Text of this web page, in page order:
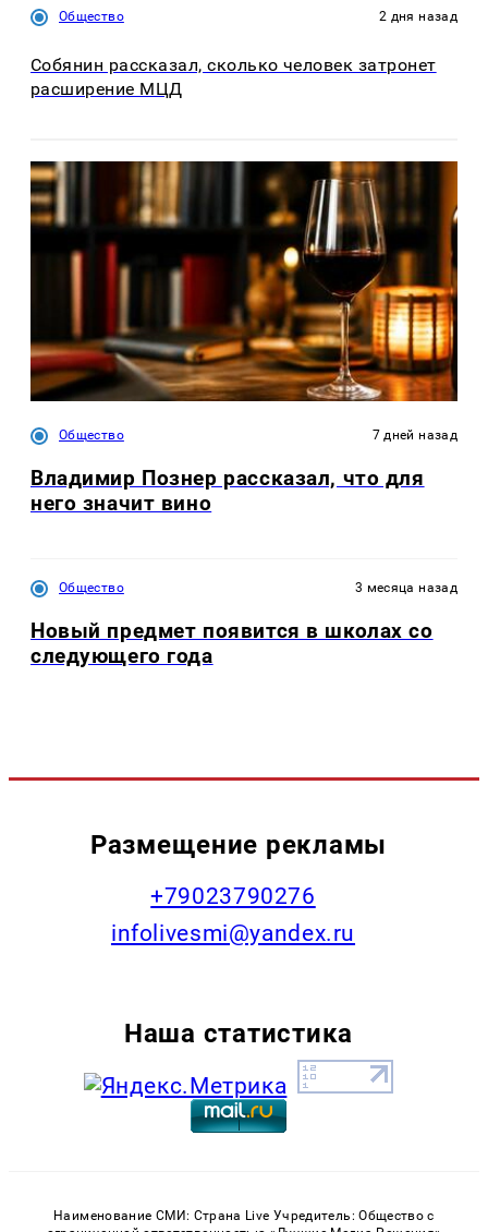
Общество 2 дня назад
Собянин рассказал, сколько человек затронет
расширение МЦД
Общество 7 дней назад
Владимир Познер рассказал, что для
него значит вино
Общество 3 месяца назад
Новый предмет появится в школах со
следующего года
Размещение рекламы
+79023790276
infolivesmi@yandex.ru
Наша статистика
Наименование СМИ: Страна Live Учредитель: Общество с